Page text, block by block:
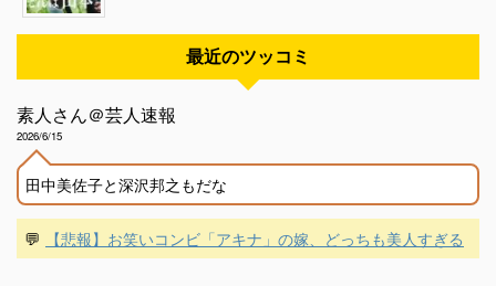
最近のツッコミ
素人さん＠芸人速報
2026/6/15
田中美佐子と深沢邦之もだな
💬 【悲報】お笑いコンビ「アキナ」の嫁、どっちも美人すぎる